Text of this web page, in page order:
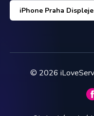
iPhone Praha Displeje
© 2026